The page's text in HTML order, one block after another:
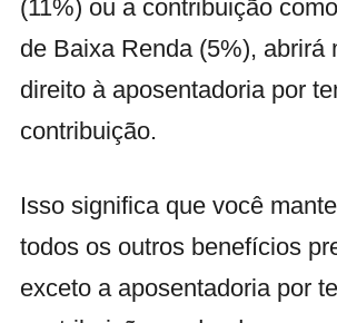
(11%) ou a contribuição
de Baixa Renda (5%), abrirá
direito à aposentadoria por
contribuição.
Isso significa que você
todos os outros benefícios
exceto a aposentadoria por